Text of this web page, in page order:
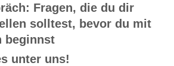
Fragen, die du dir
solltest, bevor du mit
beginnst
unter uns!